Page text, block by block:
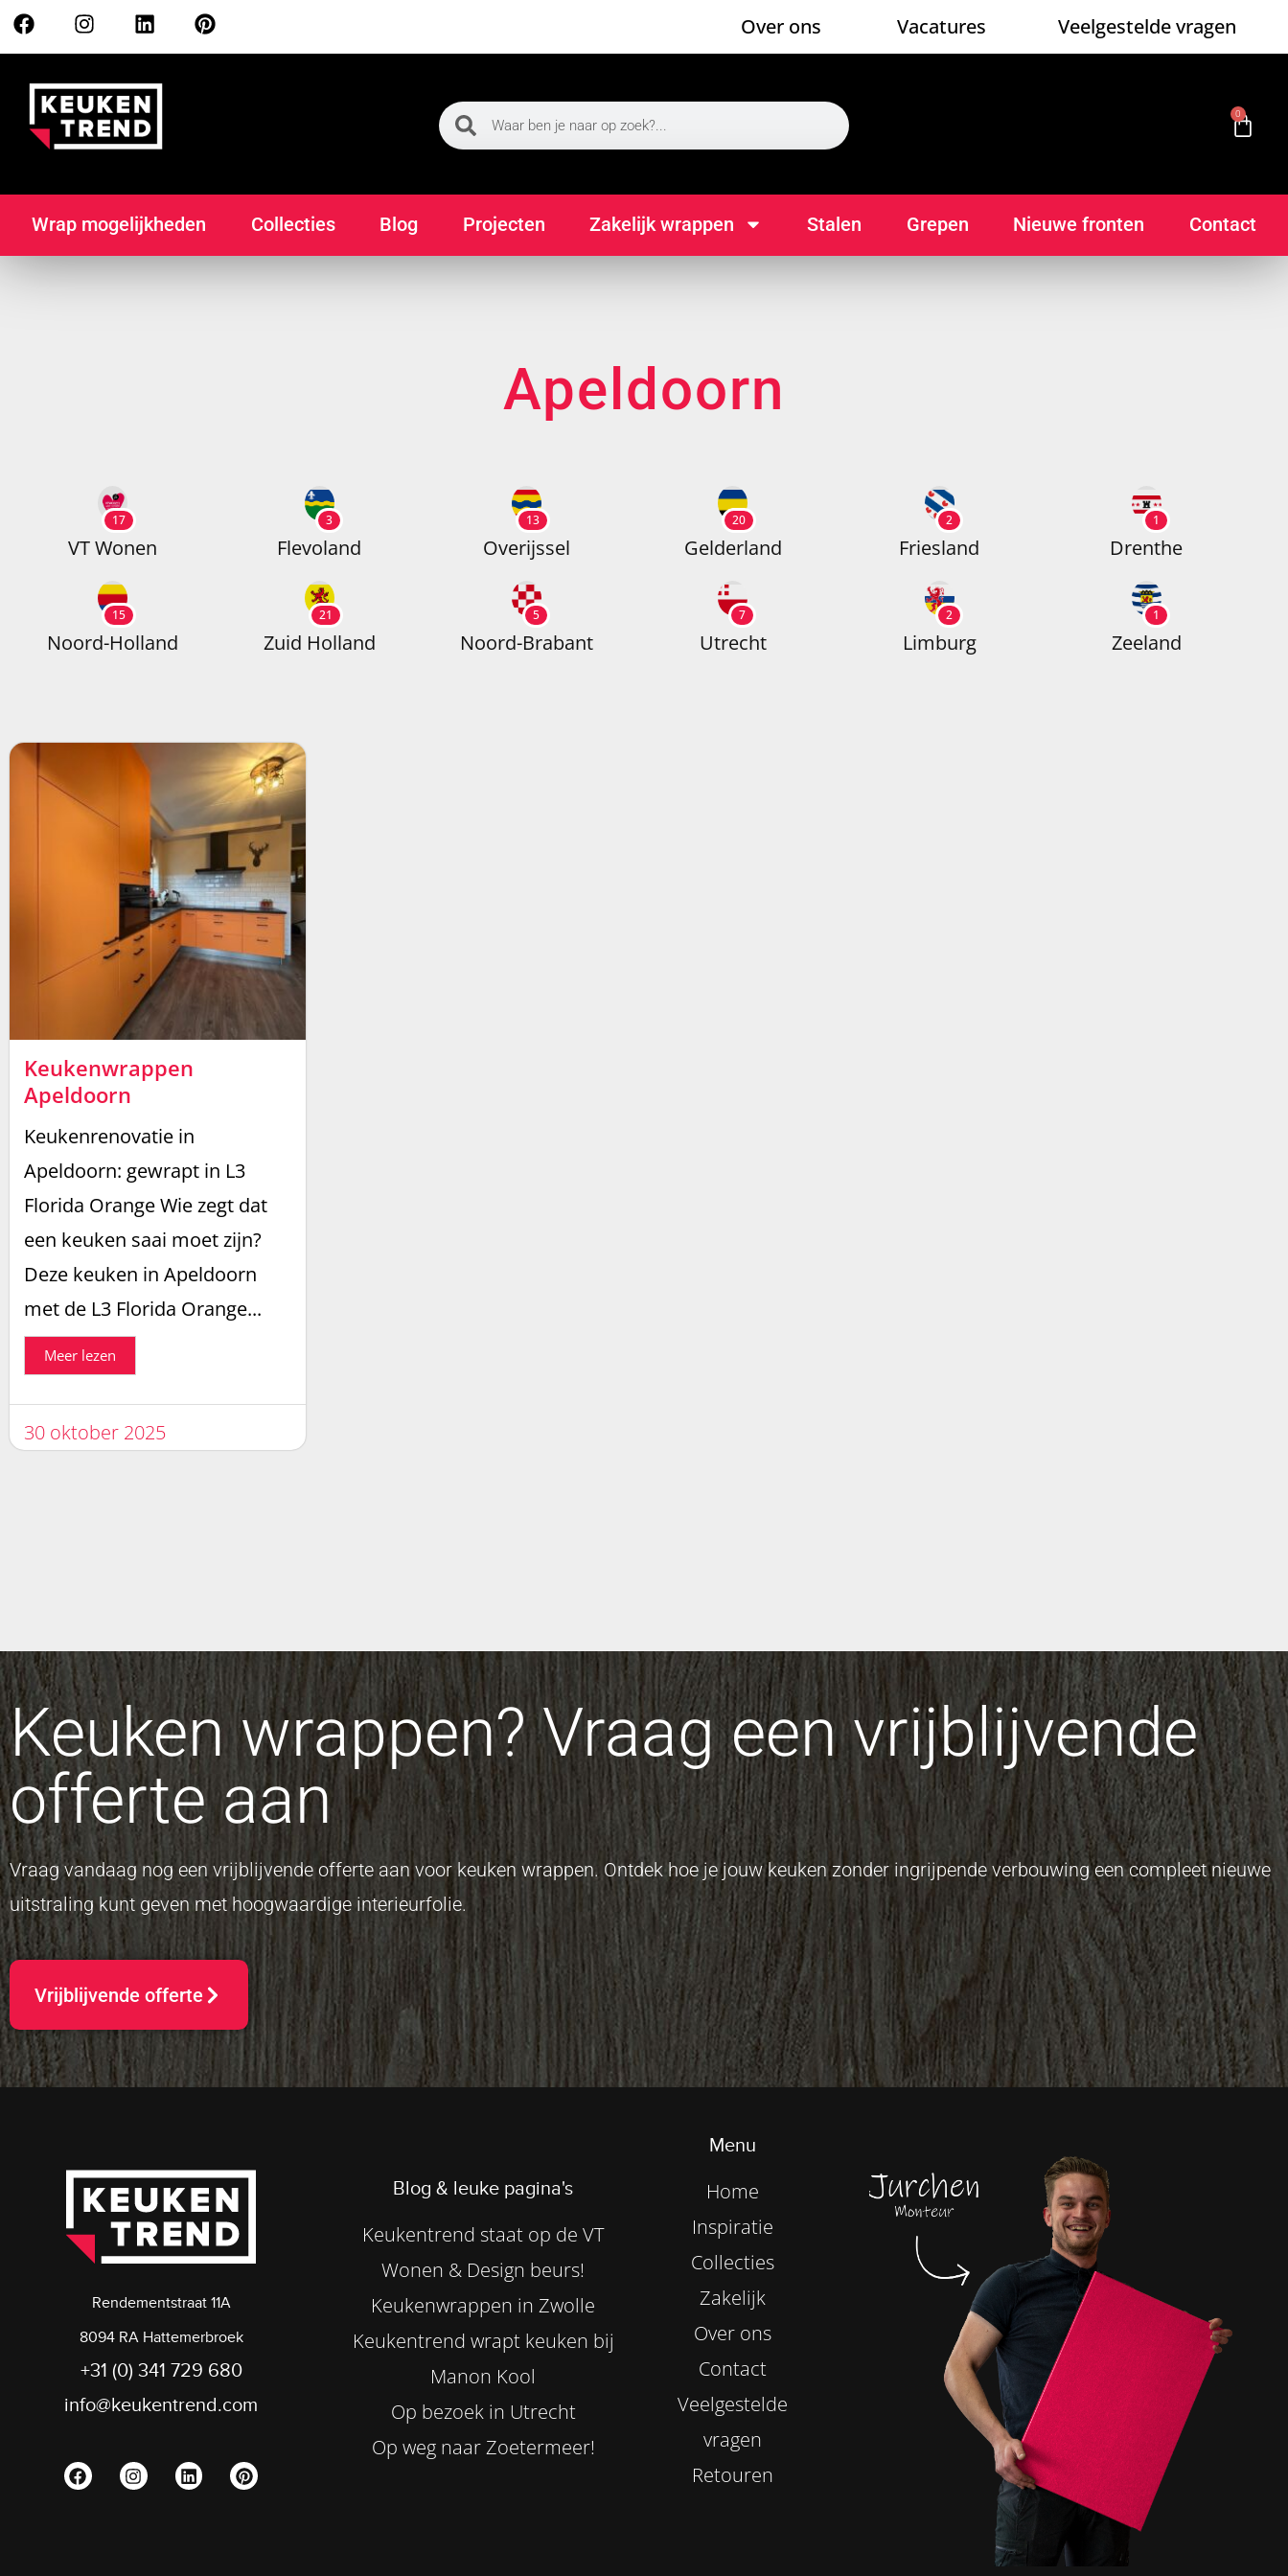
Over ons Vacatures Veelgestelde vragen
0
Wrap mogelijkheden Collecties Blog Projecten Zakelijk wrappen Stalen Grepen Nieuwe fronten Contact
Apeldoorn
17
VT Wonen
3
Flevoland
13
Overijssel
20
Gelderland
2
Friesland
1
Drenthe
15
Noord-Holland
21
Zuid Holland
5
Noord-Brabant
7
Utrecht
2
Limburg
1
Zeeland
Keukenwrappen
Apeldoorn
30 oktober 2025
Keukenrenovatie in
Apeldoorn: gewrapt in L3
Florida Orange Wie zegt dat
een keuken saai moet zijn?
Deze keuken in Apeldoorn
met de L3 Florida Orange...
Meer lezen
Keuken wrappen? Vraag een vrijblijvende
offerte aan
Vraag vandaag nog een vrijblijvende offerte aan voor keuken wrappen. Ontdek hoe je jouw keuken zonder ingrijpende verbouwing een compleet nieuwe
uitstraling kunt geven met hoogwaardige interieurfolie.
Vrijblijvende offerte
Rendementstraat 11A
8094 RA Hattemerbroek
+31 (0) 341 729 680
info@keukentrend.com
Blog & leuke pagina's
Keukentrend staat op de VT
Wonen & Design beurs!
Keukenwrappen in Zwolle
Keukentrend wrapt keuken bij
Manon Kool
Op bezoek in Utrecht
Op weg naar Zoetermeer!
Menu
Home
Inspiratie
Collecties
Zakelijk
Over ons
Contact
Veelgestelde
vragen
Retouren